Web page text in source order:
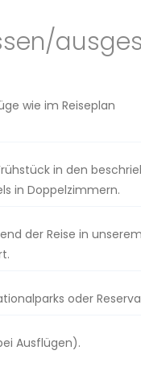
wie im Reiseplan
in den
in Doppelzimmern.
der Reise in unserem
oder
Ausflügen).